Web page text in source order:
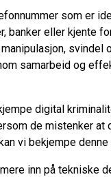
som er
banker eller kjente
svindel
samarbeid og
digital
de mistenker at
vi bekjempe
inn på tekniske